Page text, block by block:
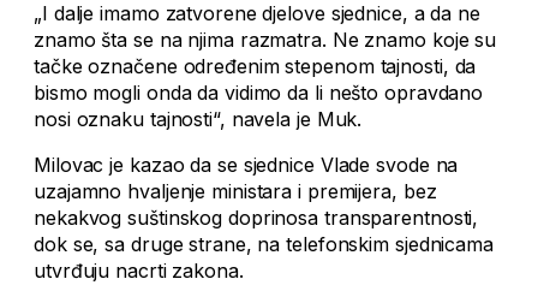
„I dalje imamo zatvorene djelove sjednice, a da ne
znamo šta se na njima razmatra. Ne znamo koje su
tačke označene određenim stepenom tajnosti, da
bismo mogli onda da vidimo da li nešto opravdano
nosi oznaku tajnosti“, navela je Muk.
Milovac je kazao da se sjednice Vlade svode na
uzajamno hvaljenje ministara i premijera, bez
nekakvog suštinskog doprinosa transparentnosti,
dok se, sa druge strane, na telefonskim sjednicama
utvrđuju nacrti zakona.